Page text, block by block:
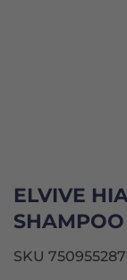
ELVIVE
SKU